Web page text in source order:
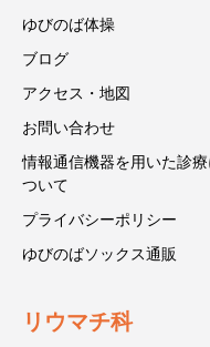
ゆびのば体操
ブログ
アクセス・地図
お問い合わせ
情報通信機器を用いた診療
ついて
プライバシーポリシー
ゆびのばソックス通販
リウマチ科